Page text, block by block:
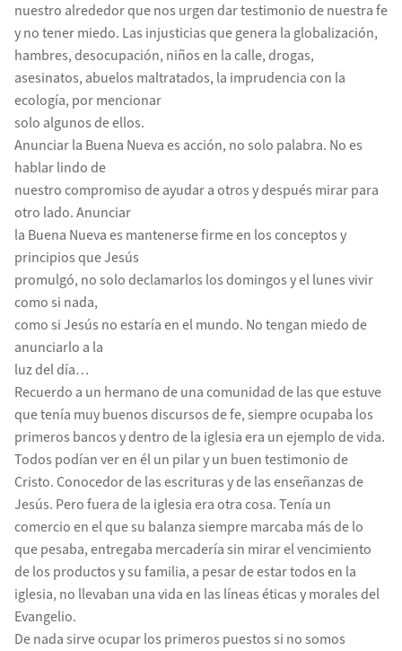
nuestro alrededor que nos urgen dar testimonio de nuestra fe
y no tener miedo. Las injusticias que genera la globalización,
hambres, desocupación, niños en la calle, drogas,
asesinatos, abuelos maltratados, la imprudencia con la
ecología, por mencionar
solo algunos de ellos.
Anunciar la Buena Nueva es acción, no solo palabra. No es
hablar lindo de
nuestro compromiso de ayudar a otros y después mirar para
otro lado. Anunciar
la Buena Nueva es mantenerse firme en los conceptos y
principios que Jesús
promulgó, no solo declamarlos los domingos y el lunes vivir
como si nada,
como si Jesús no estaría en el mundo. No tengan miedo de
anunciarlo a la
luz del día…
Recuerdo a un hermano de una comunidad de las que estuve
que tenía muy buenos discursos de fe, siempre ocupaba los
primeros bancos y dentro de la iglesia era un ejemplo de vida.
Todos podían ver en él un pilar y un buen testimonio de
Cristo. Conocedor de las escrituras y de las enseñanzas de
Jesús. Pero fuera de la iglesia era otra cosa. Tenía un
comercio en el que su balanza siempre marcaba más de lo
que pesaba, entregaba mercadería sin mirar el vencimiento
de los productos y su familia, a pesar de estar todos en la
iglesia, no llevaban una vida en las líneas éticas y morales del
Evangelio.
De nada sirve ocupar los primeros puestos si no somos